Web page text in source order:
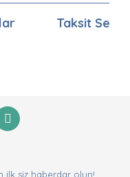
Taksit
ilk siz haberdar olun!